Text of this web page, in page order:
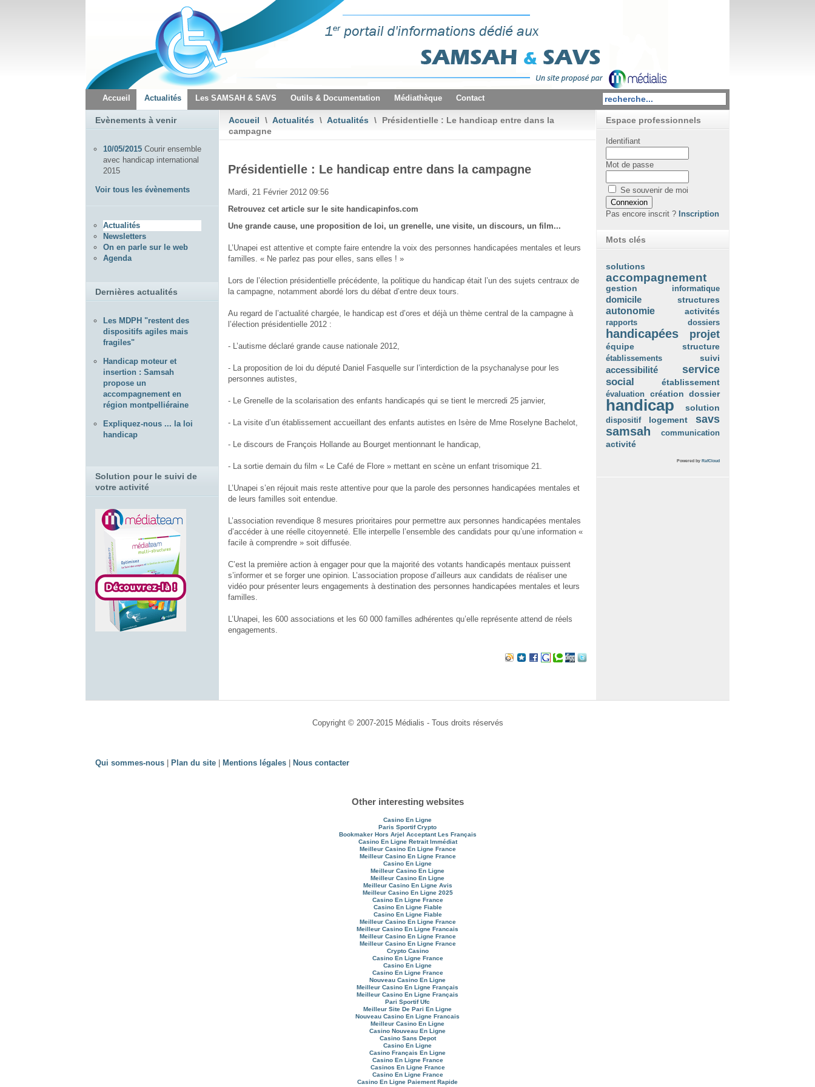
Accueil Actualités Les SAMSAH & SAVS Outils & Documentation Médiathèque Contact
Accueil \ Actualités \ Actualités \
Présidentielle : Le handicap entre dans la
campagne
Présidentielle : Le handicap entre dans la campagne
Mardi, 21 Février 2012 09:56
Retrouvez cet article sur le site handicapinfos.com
Une grande cause, une proposition de loi, un grenelle, une visite, un discours, un film...
L’Unapei est attentive et compte faire entendre la voix des personnes handicapées mentales et leurs
familles. « Ne parlez pas pour elles, sans elles ! »
Lors de l’élection présidentielle précédente, la politique du handicap était l’un des sujets centraux de
la campagne, notamment abordé lors du débat d’entre deux tours.
Au regard de l’actualité chargée, le handicap est d’ores et déjà un thème central de la campagne à
l’élection présidentielle 2012 :
- L’autisme déclaré grande cause nationale 2012,
- La proposition de loi du député Daniel Fasquelle sur l’interdiction de la psychanalyse pour les
personnes autistes,
- Le Grenelle de la scolarisation des enfants handicapés qui se tient le mercredi 25 janvier,
- La visite d’un établissement accueillant des enfants autistes en Isère de Mme Roselyne Bachelot,
- Le discours de François Hollande au Bourget mentionnant le handicap,
- La sortie demain du film « Le Café de Flore » mettant en scène un enfant trisomique 21.
L’Unapei s’en réjouit mais reste attentive pour que la parole des personnes handicapées mentales et
de leurs familles soit entendue.
L’association revendique 8 mesures prioritaires pour permettre aux personnes handicapées mentales
d’accéder à une réelle citoyenneté. Elle interpelle l’ensemble des candidats pour qu’une information «
facile à comprendre » soit diffusée.
C’est la première action à engager pour que la majorité des votants handicapés mentaux puissent
s’informer et se forger une opinion. L’association propose d’ailleurs aux candidats de réaliser une
vidéo pour présenter leurs engagements à destination des personnes handicapées mentales et leurs
familles.
L’Unapei, les 600 associations et les 60 000 familles adhérentes qu’elle représente attend de réels
engagements.
Evènements à venir
10/05/2015 Courir ensemble
avec handicap international
2015
Voir tous les évènements
Actualités
Newsletters
On en parle sur le web
Agenda
Dernières actualités
Les MDPH "restent des
dispositifs agiles mais
fragiles"
Handicap moteur et
insertion : Samsah
propose un
accompagnement en
région montpelliéraine
Expliquez-nous ... la loi
handicap
Solution pour le suivi de
votre activité
Espace professionnels
Identifiant
Mot de passe
Se souvenir de moi
Pas encore inscrit ? Inscription
Mots clés
solutions
accompagnement
gestion informatique
domicile structures
autonomie activités
rapports dossiers
handicapées projet
équipe structure
établissements suivi
accessibilité
service
social
établissement
évaluation création dossier
handicap
solution
dispositif
logement savs
samsah communication
activité
Powered by RafCloud
Copyright © 2007-2015 Médialis - Tous droits réservés
Qui sommes-nous | Plan du site | Mentions légales | Nous contacter
Other interesting websites
Casino En Ligne
Paris Sportif Crypto
Bookmaker Hors Arjel Acceptant Les Français
Casino En Ligne Retrait Immédiat
Meilleur Casino En Ligne France
Meilleur Casino En Ligne France
Casino En Ligne
Meilleur Casino En Ligne
Meilleur Casino En Ligne
Meilleur Casino En Ligne Avis
Meilleur Casino En Ligne 2025
Casino En Ligne France
Casino En Ligne Fiable
Casino En Ligne Fiable
Meilleur Casino En Ligne France
Meilleur Casino En Ligne Francais
Meilleur Casino En Ligne France
Meilleur Casino En Ligne France
Crypto Casino
Casino En Ligne France
Casino En Ligne
Casino En Ligne France
Nouveau Casino En Ligne
Meilleur Casino En Ligne Français
Meilleur Casino En Ligne Français
Pari Sportif Ufc
Meilleur Site De Pari En Ligne
Nouveau Casino En Ligne Francais
Meilleur Casino En Ligne
Casino Nouveau En Ligne
Casino Sans Depot
Casino En Ligne
Casino Français En Ligne
Casino En Ligne France
Casinos En Ligne France
Casino En Ligne France
Casino En Ligne Paiement Rapide